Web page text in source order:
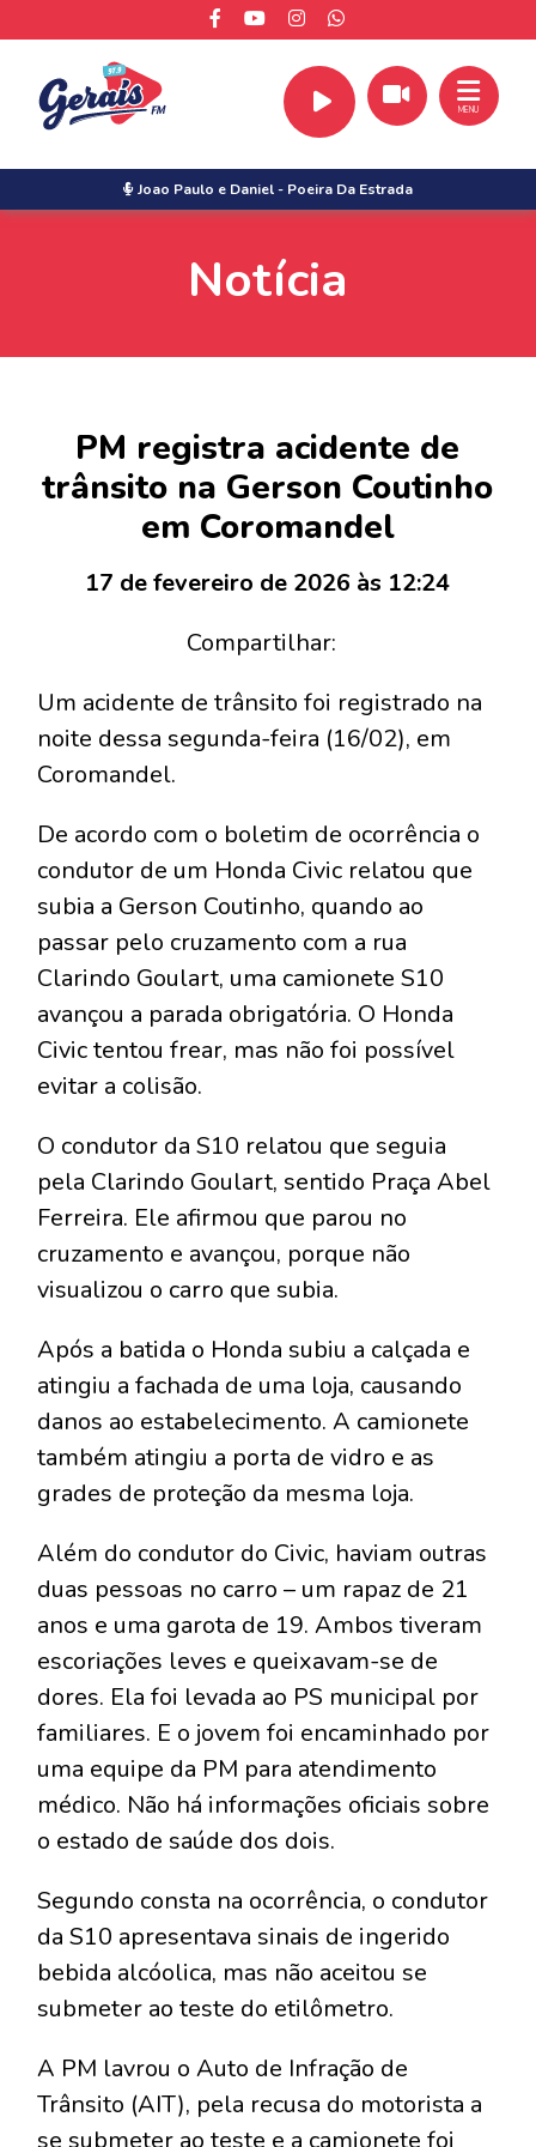
Joao Paulo e Daniel- Poeira Da Estrada
MENU
Notícia
PM registra acidente de
trânsito na Gerson Coutinho
em Coromandel
17 de fevereiro de 2026 às 12:24
Compartilhar:
Um acidente de trânsito foi registrado na
noite dessa segunda-feira (16/02), em
Coromandel.
De acordo com o boletim de ocorrência o
condutor de um Honda Civic relatou que
subia a Gerson Coutinho, quando ao
passar pelo cruzamento com a rua
Clarindo Goulart, uma camionete S10
avançou a parada obrigatória. O Honda
Civic tentou frear, mas não foi possível
evitar a colisão.
O condutor da S10 relatou que seguia
pela Clarindo Goulart, sentido Praça Abel
Ferreira. Ele afirmou que parou no
cruzamento e avançou, porque não
visualizou o carro que subia.
Após a batida o Honda subiu a calçada e
atingiu a fachada de uma loja, causando
danos ao estabelecimento. A camionete
também atingiu a porta de vidro e as
grades de proteção da mesma loja.
Além do condutor do Civic, haviam outras
duas pessoas no carro – um rapaz de 21
anos e uma garota de 19. Ambos tiveram
escoriações leves e queixavam-se de
dores. Ela foi levada ao PS municipal por
familiares. E o jovem foi encaminhado por
uma equipe da PM para atendimento
médico. Não há informações oficiais sobre
o estado de saúde dos dois.
Segundo consta na ocorrência, o condutor
da S10 apresentava sinais de ingerido
bebida alcóolica, mas não aceitou se
submeter ao teste do etilômetro.
A PM lavrou o Auto de Infração de
Trânsito (AIT), pela recusa do motorista a
se submeter ao teste e a camionete foi